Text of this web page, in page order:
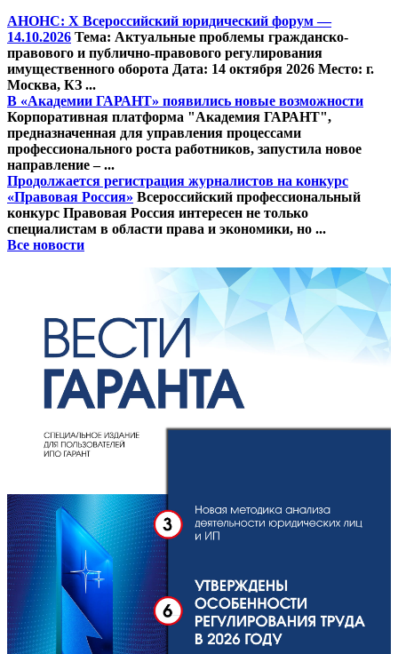
АНОНС: Х Всероссийский юридический форум —
14.10.2026 Тема: Актуальные проблемы гражданско-
правового и публично-правового регулирования
имущественного оборота Дата: 14 октября 2026 Место: г.
Москва, КЗ ...
В «Академии ГАРАНТ» появились новые возможности
Корпоративная платформа "Академия ГАРАНТ",
предназначенная для управления процессами
профессионального роста работников, запустила новое
направление – ...
Продолжается регистрация журналистов на конкурс
«Правовая Россия» Всероссийский профессиональный
конкурс Правовая Россия интересен не только
специалистам в области права и экономики, но ...
Все новости